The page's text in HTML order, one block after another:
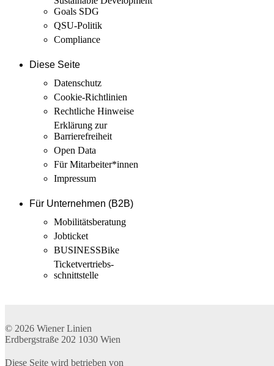
Goals SDG
QSU-Politik
Compliance
Diese Seite
Datenschutz
Cookie-Richtlinien
Rechtliche Hinweise
Erklärung zur
Barrierefreiheit
Open Data
Für Mitarbeiter­*innen
Impressum
Für Unternehmen (B2B)
Mobilitäts­beratung
Jobticket
BUSINESSBike
Ticketvertriebs­
schnittstelle
© 2026 Wiener Linien
Erdbergstraße 202 1030 Wien
Diese Seite wird betrieben von